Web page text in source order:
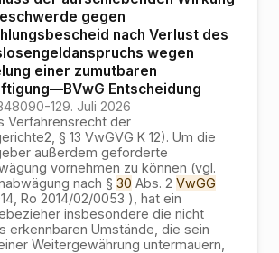
gegen
nach Verlust des
wegen
einer zumutbaren
—BVwG Entscheidung
129. Juli 2026
Verfahrensrecht der
§ 13 VwGVG K 12). Um die
außerdem geforderte
vornehmen zu können (vgl.
nach § 30 Abs. 2 VwGG
Ro 2014/02/0053 ), hat ein
insbesondere die nicht
erkennbaren Umstände, die sein
Weitergewährung untermauern,